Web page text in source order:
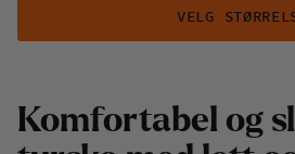
VELG
Komfortabel og sl